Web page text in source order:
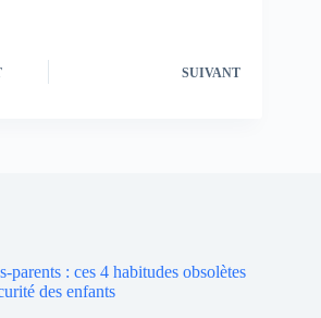
SUIVANT
parents : ces 4 habitudes obsolètes
des enfants